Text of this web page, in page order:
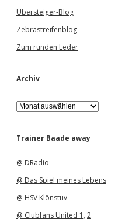
Übersteiger-Blog
Zebrastreifenblog
Zum runden Leder
Archiv
A
r
h
Trainer Baade away
@ DRadio
@ Das Spiel meines Lebens
@ HSV Klönstuv
@ Clubfans United 1 , 2